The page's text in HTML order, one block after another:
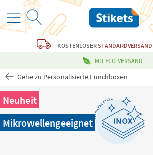
KOSTENLOSERSTANDARDVERSAND
MIT ECO-VERSAND
Gehe zu Personalisierte Lunchboxen
Neuheit
Mikrowellengeeignet